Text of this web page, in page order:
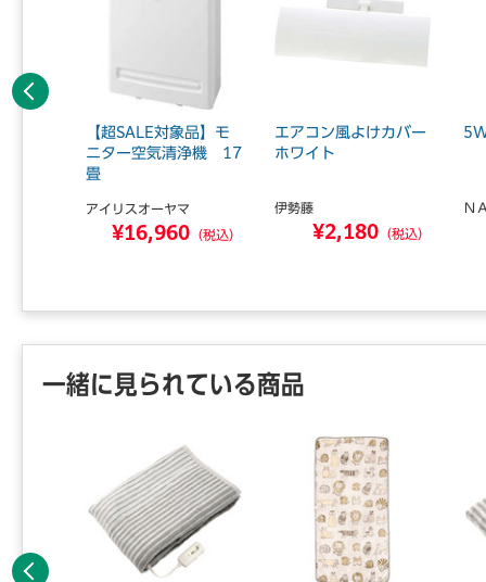
【超SALE対象品】モ
ニター空気清浄機 17
畳
アイリスオーヤマ
¥16,960 （税込）
エアコン風よけカバー
ホワイト
伊勢藤
¥2,180 （税込）
Ｎ
前へ
一緒に見られている商品